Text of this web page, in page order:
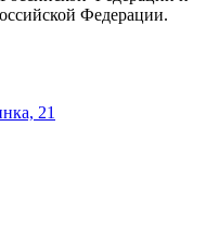
Федерации.
21